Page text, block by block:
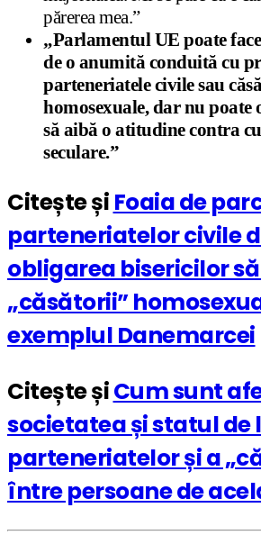
părerea mea.”
„Parlamentul UE poate
de o anumită conduită cu
parteneriatele civile sau
homosexuale, dar nu poate
să aibă o atitudine contra
seculare.”
Citește și Foaia de
parteneriatelor civile
obligarea bisericilor
„căsătorii”
exemplul Danemarcei
Citește șiCum sunt
societatea și statul de
parteneriatelor și a
între persoane de